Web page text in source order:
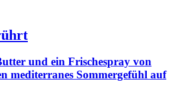
und ein Frischespray von
mediterranes Sommergefühl auf